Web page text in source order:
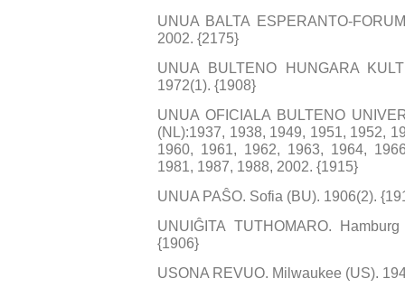
UNUA BALTA ESPERANTO-
2002. {2175}
UNUA BULTENO HUNGARA
1972(1). {1908}
UNUA OFICIALA BULTENO
(NL):1937, 1938, 1949, 1951, 1952,
1960, 1961, 1962, 1963, 1964,
1981, 1987, 1988, 2002. {1915}
UNUA PAŜO. Sofia (BU). 1906(2).
UNUIĜITA TUTHOMARO.
{1906}
USONA REVUO. Milwaukee (US).